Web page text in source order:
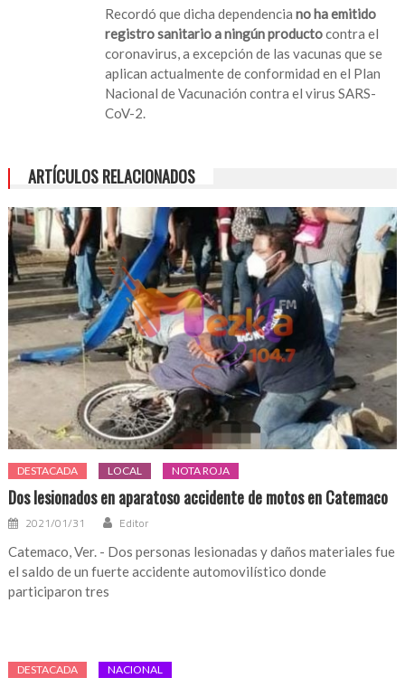
Recordó que dicha dependenciano ha emitido
registro sanitario a ningún productocontra el
coronavirus, a excepción de las vacunas que se
aplican actualmente de conformidad en el Plan
Nacional de Vacunación contra el virus SARS-
CoV-2.
ARTÍCULOS RELACIONADOS
DESTACADA LOCAL NOTA ROJA
Dos lesionados en aparatoso accidente de motos en Catemaco
2021/01/31 Editor
Catemaco, Ver. - Dos personas lesionadas y daños materiales fue
el saldo de un fuerte accidente automovilístico donde
participaron tres
DESTACADA NACIONAL